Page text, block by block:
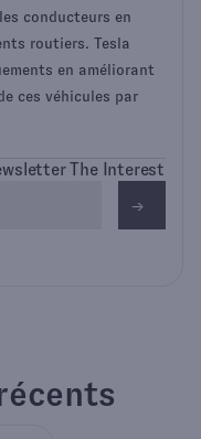
conducteurs en
routiers. Tesla
en améliorant
ces véhicules par
The Interest